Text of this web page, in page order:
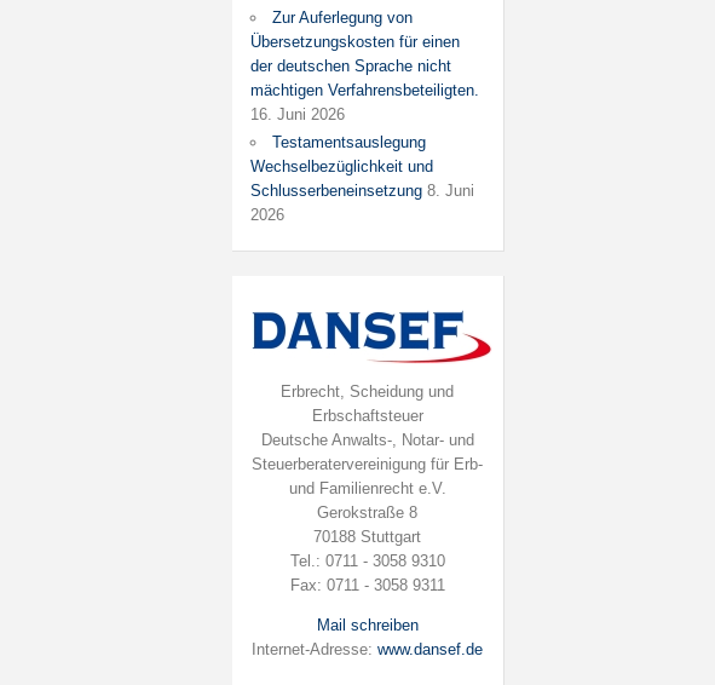
Zur Auferlegung von
Übersetzungskosten für einen
der deutschen Sprache nicht
mächtigen Verfahrensbeteiligten.
16. Juni 2026
Testamentsauslegung
Wechselbezüglichkeit und
Schlusserbeneinsetzung 8. Juni
2026
Erbrecht, Scheidung und
Erbschaftsteuer
Deutsche Anwalts-, Notar- und
Steuerberatervereinigung für Erb-
und Familienrecht e.V.
Gerokstraße 8
70188 Stuttgart
Tel.: 0711 - 3058 9310
Fax: 0711 - 3058 9311
Mail schreiben
Internet-Adresse:www.dansef.de